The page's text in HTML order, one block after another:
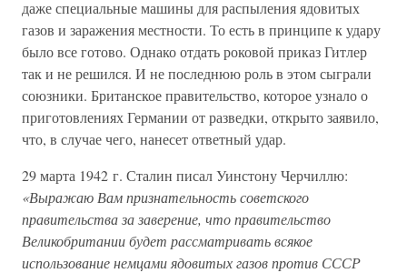
даже специальные машины для распыления ядовитых
газов и заражения местности. То есть в принципе к удару
было все готово. Однако отдать роковой приказ Гитлер
так и не решился. И не последнюю роль в этом сыграли
союзники. Британское правительство, которое узнало о
приготовлениях Германии от разведки, открыто заявило,
что, в случае чего, нанесет ответный удар.
29 марта 1942 г. Сталин писал Уинстону Черчиллю:
«Выражаю Вам признательность советского
правительства за заверение, что правительство
Великобритании будет рассматривать всякое
использование немцами ядовитых газов против СССР